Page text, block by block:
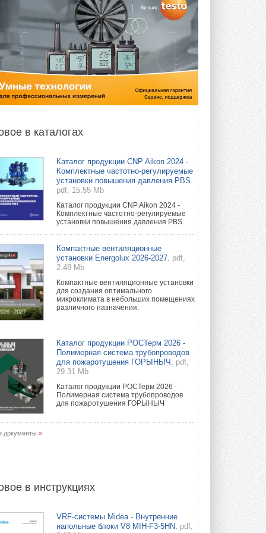
в каталогах
Каталог продукции CNP Aikon 2024 -
Комплектные частотно-регулируемые
установки повышения давления PBS.
pdf, 15.55 Mb
Каталог продукции CNP Aikon 2024 -
Комплектные частотно-регулируемые
установки повышения давления PBS
Компактные вентиляционные
установки Energolux 2026-2027. pdf,
2.48 Mb
Компактные вентиляционные установки
для создания оптимального
микроклимата в небольших помещениях
различного назначения.
Каталог продукции РОСТерм 2026 -
Полимерная система трубопроводов
для пожаротушения ГОРЫНЫЧ.
pdf,
29.31 Mb
Каталог продукции РОСТерм 2026 -
Полимерная система трубопроводов
для пожаротушения ГОРЫНЫЧ
документы »
в инструкциях
VRF-системы Midea - Внутренние
напольные блоки V8 MIH-F3-5HN. pdf,